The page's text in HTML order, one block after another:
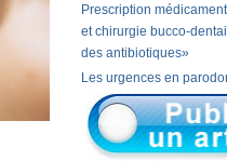
Prescription
et chirurgie bucco-
des antibiotiques»
Les urgences en